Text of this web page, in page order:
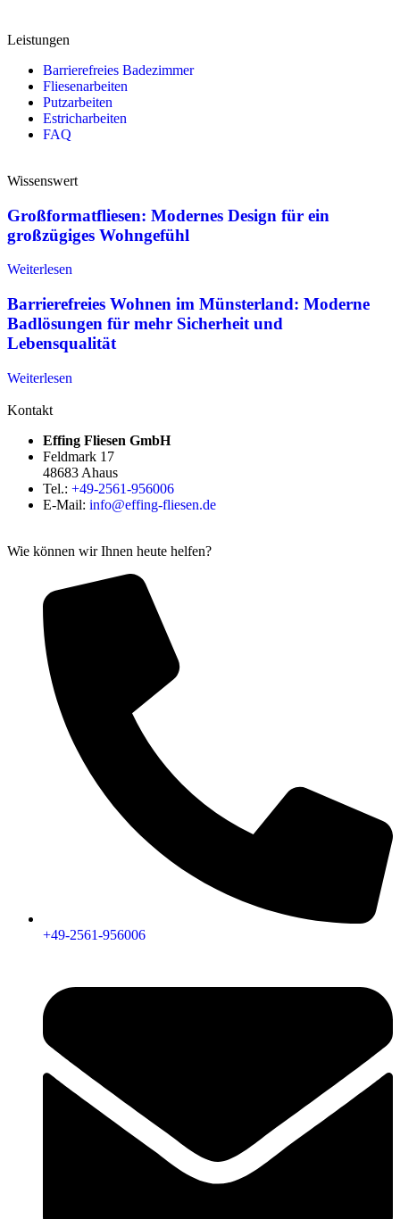
Leistungen
Barrierefreies Badezimmer
Fliesenarbeiten
Putzarbeiten
Estricharbeiten
FAQ
Wissenswert
Großformatfliesen: Modernes Design für ein
großzügiges Wohngefühl
Weiterlesen
Barrierefreies Wohnen im Münsterland: Moderne
Badlösungen für mehr Sicherheit und
Lebensqualität
Weiterlesen
Kontakt
Effing Fliesen GmbH
Feldmark 17
48683 Ahaus
Tel.: +49-2561-956006
E-Mail: info@effing-fliesen.de
Wie können wir Ihnen heute helfen?
+49-2561-956006